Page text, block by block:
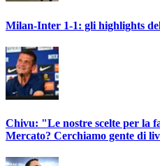
Milan-Inter 1-1: gli highlights
Chivu: "Le nostre scelte per la
Mercato? Cerchiamo gente di